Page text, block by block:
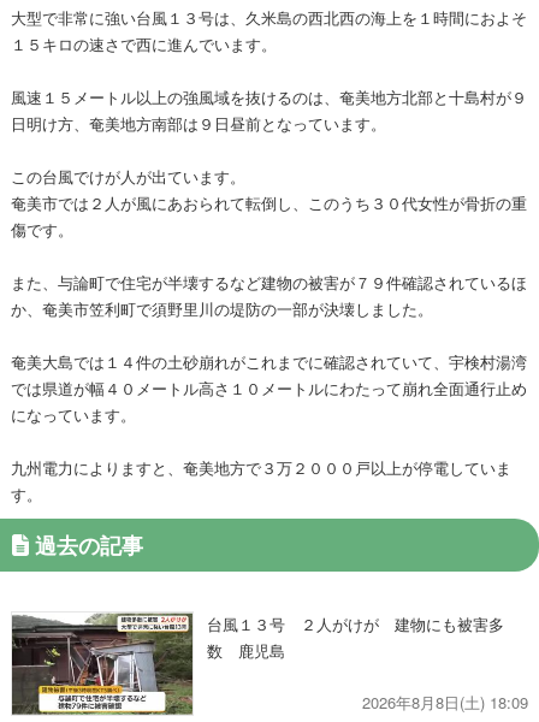
大型で非常に強い台風１３号は、久米島の西北西の海上を１時間におよそ
１５キロの速さで西に進んでいます。
風速１５メートル以上の強風域を抜けるのは、奄美地方北部と十島村が９
日明け方、奄美地方南部は９日昼前となっています。
この台風でけが人が出ています。
奄美市では２人が風にあおられて転倒し、このうち３０代女性が骨折の重
傷です。
また、与論町で住宅が半壊するなど建物の被害が７９件確認されているほ
か、奄美市笠利町で須野里川の堤防の一部が決壊しました。
奄美大島では１４件の土砂崩れがこれまでに確認されていて、宇検村湯湾
では県道が幅４０メートル高さ１０メートルにわたって崩れ全面通行止め
になっています。
九州電力によりますと、奄美地方で３万２０００戸以上が停電していま
す。
過去の記事
台風１３号 ２人がけが 建物にも被害多
数 鹿児島
2026年8月8日(土) 18:09